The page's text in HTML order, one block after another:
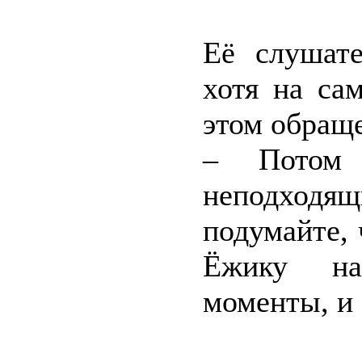
Её
хотя на
этом
– Потом
подумайте,
Ёжику на
моменты, и